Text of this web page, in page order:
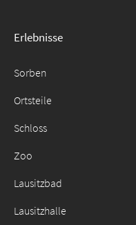
Erlebnisse
Sorben
Ortsteile
Schloss
Zoo
Lausitzbad
Lausitzhalle